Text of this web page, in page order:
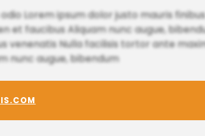
Lorem ipsum dolor justo mauris finibus
et faucibus Aliquam nunc augue,
venenatis Nulla facilisis tortor ante
nunc augue, bibendum